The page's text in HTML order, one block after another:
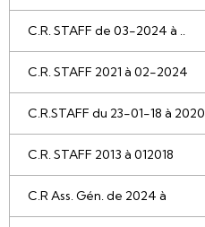
C.R. STAFF de 03-2024 à ..
C.R. STAFF 2021 à 02-2024
C.R.STAFF du 23-01-18 à 2020
C.R. STAFF 2013 à 012018
C.R Ass. Gén. de 2024 à